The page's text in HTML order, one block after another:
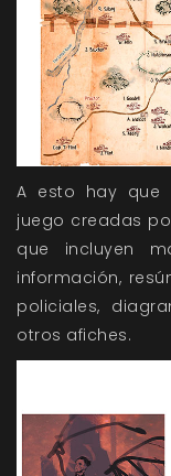
A esto hay que
juego creadas
que incluyen
información,
policiales,
otros afiches.